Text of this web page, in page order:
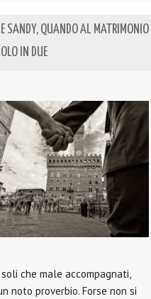
SANDY, QUANDO AL MATRIMONIO
IN DUE
che male accompagnati,
noto proverbio. Forse non si